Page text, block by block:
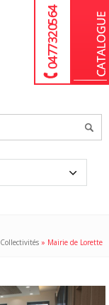
04 77 32 05 64
Collectivités » Mairie de Lorette